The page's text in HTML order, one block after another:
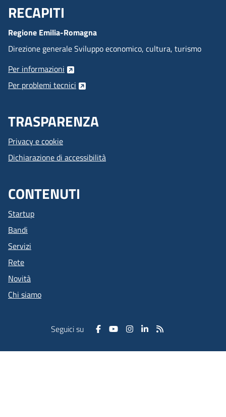
Menu Footer
RECAPITI
Regione Emilia-Romagna
Direzione generale Sviluppo economico, cultura, turismo
Per informazioni
Per problemi tecnici
TRASPARENZA
Privacy e cookie
Dichiarazione di accessibilità
CONTENUTI
Startup
Bandi
Servizi
Rete
Novità
Chi siamo
Seguici su